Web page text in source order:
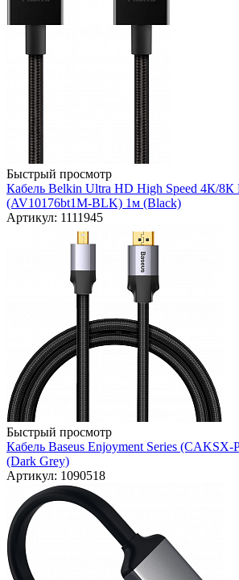
Быстрый просмотр
Кабель Belkin Ultra HD High Speed 4К/8К
(AV10176bt1M-BLK) 1м (Black)
Артикул: 1111945
Быстрый просмотр
Кабель Baseus Enjoyment Series
(Dark Grey)
Артикул: 1090518